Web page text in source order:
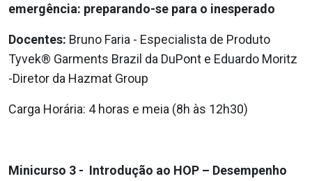
emergência: preparando-se para o inesperado
Docentes: Bruno Faria - Especialista de Produto
Tyvek® Garments Brazil da DuPont e Eduardo Moritz
-Diretor da Hazmat Group
Carga Horária: 4 horas e meia (8h às 12h30)
Minicurso 3 - Introdução ao HOP – Desempenho